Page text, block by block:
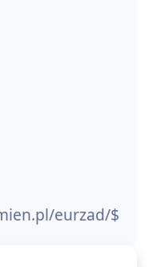
eurzad/$